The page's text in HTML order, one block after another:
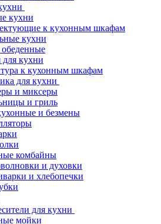
кухни
к кухонным шкафам
кухни
для кухни
к кухонным шкафам
для кухни
и миксеры
и гриль
и безмены
комбайны
и духовки
и хлебопечки
для кухни
мойки